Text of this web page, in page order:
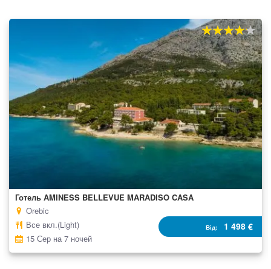
80%
% of100
Готель AMINESS BELLEVUE MARADISO CASA
Від 1 498 €
Orebic
Все вкл.(Light)
15 Сер на 7 ночей